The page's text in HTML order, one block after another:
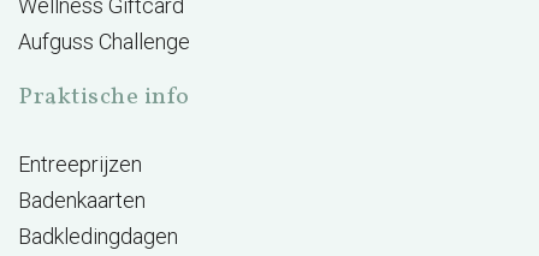
Wellness Giftcard
Aufguss Challenge
Praktische info
Entreeprijzen
Badenkaarten
Badkledingdagen